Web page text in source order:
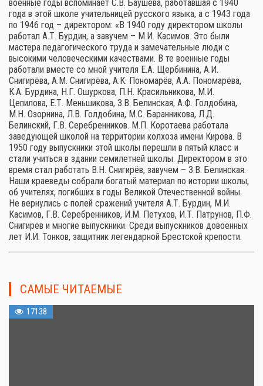
военные годы вспоминает С.В. Баушева, работавшая с 1940
года в этой школе учительницей русского языка, а с 1943 года
по 1946 год – директором: «В 1940 году директором школы
работал А.Т. Бурдин, а завучем – М.И. Касимов. Это были
мастера педагогического труда и замечательные люди с
высокими человеческими качествами. В те военные годы
работали вместе со мной учителя Е.А. Щербинина, А.И.
Снигирёва, А.М. Снигирёва, А.К. Пономарёв, А.А. Пономарёва,
К.А. Бурдина, Н.Г. Ошуркова, П.Н. Красильникова, М.И.
Цепилова, Е.Т. Меньшикова, З.В. Белинская, А.Ф. Голдобина,
М.Н. Озорнина, Л.В. Голдобина, М.С. Баранникова, Л.Д.
Белинский, Г.В. Серебренников. М.П. Коротаева работала
заведующей школой на территории колхоза имени Кирова. В
1950 году выпускники этой школы перешли в пятый класс и
стали учиться в здании семилетней школы. Директором в это
время стал работать В.Н. Снигирёв, завучем – З.В. Белинская.
Наши краеведы собрали богатый материал по истории школы,
об учителях, погибших в годы Великой Отечественной войны.
Не вернулись с полей сражений учителя А.Т. Бурдин, М.И.
Касимов, Г.В. Серебренников, И.М. Петухов, И.Т. Патрунов, П.Ф.
Снигирёв и многие выпускники. Среди выпускников довоенных
лет И.И. Тонков, защитник легендарной Брестской крепости.
САМЫЕ ЧИТАЕМЫЕ
17138